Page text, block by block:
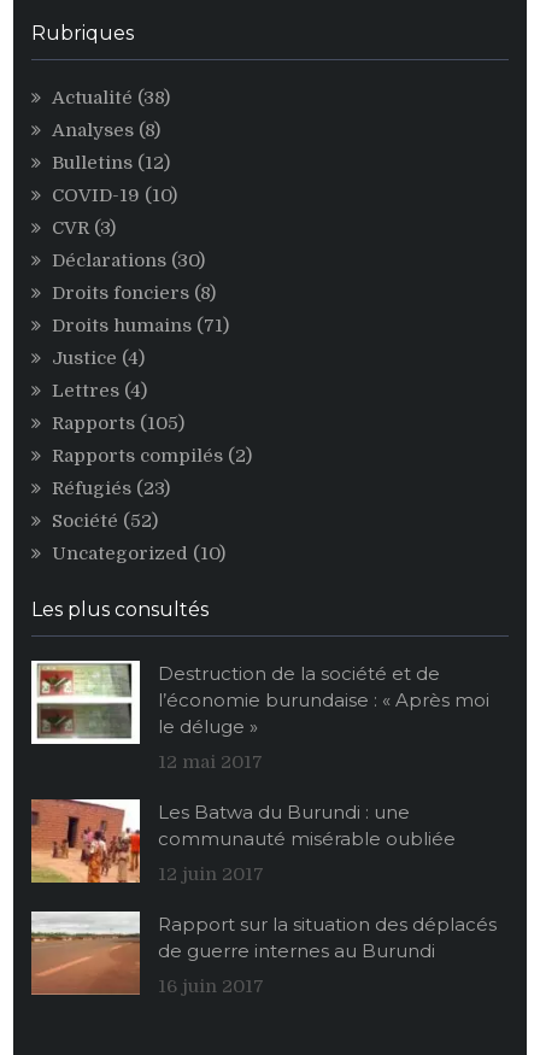
Rubriques
Actualité (38)
Analyses (8)
Bulletins (12)
COVID-19 (10)
CVR(3)
Déclarations (30)
Droits fonciers (8)
Droits humains (71)
Justice (4)
Lettres (4)
Rapports (105)
Rapports compilés (2)
Réfugiés (23)
Société (52)
Uncategorized (10)
Les plus consultés
Destruction de la société et de
l’économie burundaise : « Après moi
le déluge »
12 mai 2017
Les Batwa du Burundi : une
communauté misérable oubliée
12 juin 2017
Rapport sur la situation des déplacés
de guerre internes au Burundi
16 juin 2017